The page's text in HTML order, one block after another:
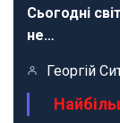
Сьогодні
не…
Георгій